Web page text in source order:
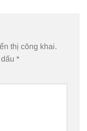
thị công khai.
*